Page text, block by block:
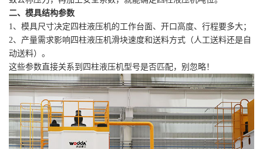
二、模具结构参数
1、模具尺寸决定四柱液压机的工作台面、开口高度、行程要多大；
2、产量需求影响四柱液压机滑块速度和送料方式（人工送料还是自
动送料）。
这些参数直接关系到四柱液压机型号是否匹配，别忽略！